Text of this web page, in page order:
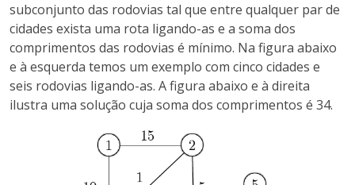
subconjunto das rodovias tal que entre qualquer par de
cidades exista uma rota ligando-as e a soma dos
comprimentos das rodovias é mínimo. Na figura abaixo
e à esquerda temos um exemplo com cinco cidades e
seis rodovias ligando-as. A figura abaixo e à direita
ilustra uma solução cuja soma dos comprimentos é 34.